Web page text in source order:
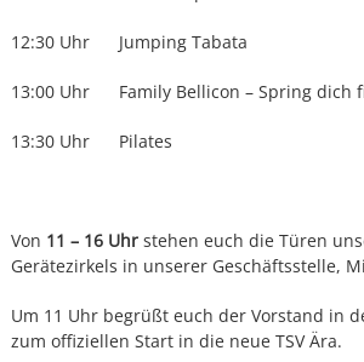
12:30 Uhr Jumping Tabata
13:00 Uhr Family Bellicon – Spring dich
13:30 Uhr Pilates
Von 11 – 16 Uhrstehen euch die Türen
Gerätezirkels in unserer Geschäftsstelle,
Um 11 Uhr begrüßt euch der Vorstand in
zum offiziellen Start in die neue TSV Ära.